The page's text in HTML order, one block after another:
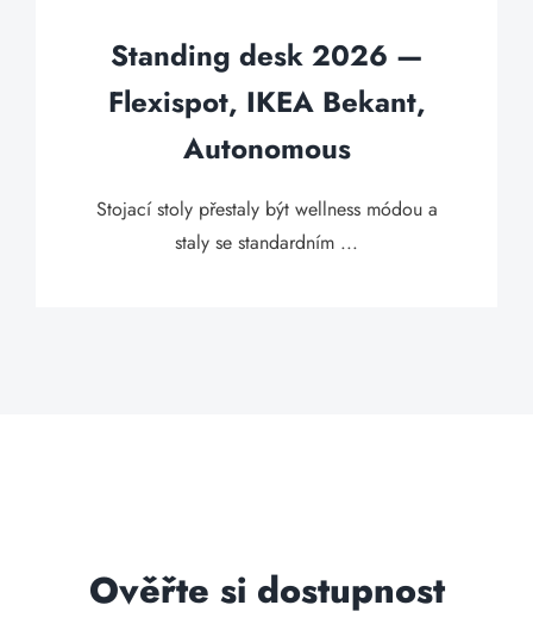
Standing desk 2026 —
Flexispot, IKEA Bekant,
Autonomous
Stojací stoly přestaly být wellness módou a
staly se standardním ...
Ověřte si dostupnost